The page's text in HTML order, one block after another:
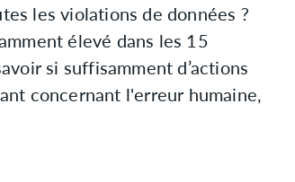
les violations de données ?
élevé dans les 15
si suffisamment d’actions
concernant l'erreur humaine,